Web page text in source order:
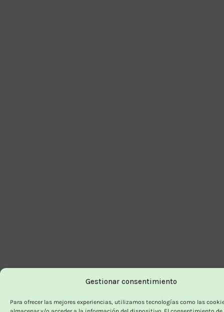
Gestionar consentimiento
Para ofrecer las mejores experiencias, utilizamos tecnologías como las